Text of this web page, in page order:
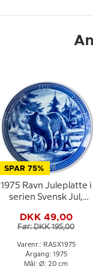
SPAR 75%
1975 Ravn Juleplatte i
serien Svensk Jul,
DKK 49,00
Før: DKK 195,00
Varenr.: RASX1975
Årgang: 1975
Mål: Ø: 20 cm